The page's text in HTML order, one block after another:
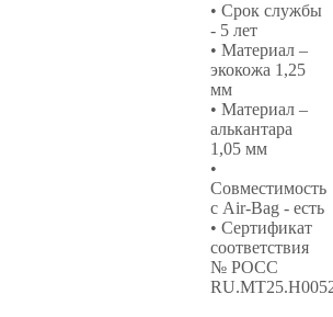
• Срок службы
- 5 лет
• Материал –
экокожа 1,25
мм
• Материал –
алькантара
1,05 мм
•
Совместимость
с Air-Bag - есть
• Сертификат
соответствия
№ РОСС